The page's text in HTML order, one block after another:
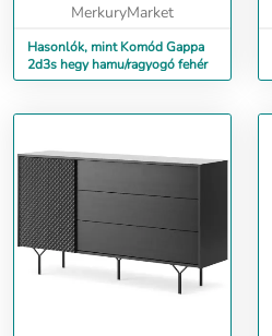
MerkuryMarket
Hasonlók, mint Komód Gappa
2d3s hegy hamu/ragyogó fehér